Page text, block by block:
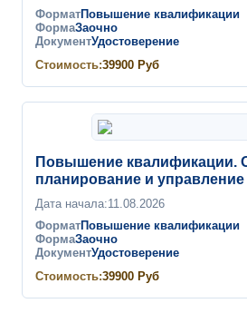
ФорматПовышение квалификации
ФормаЗаочно
ДокументУдостоверение
Стоимость:39900 Руб
Повышение квалификации.
планирование и
Дата начала:11.08.2026
ФорматПовышение квалификации
ФормаЗаочно
ДокументУдостоверение
Стоимость:39900 Руб